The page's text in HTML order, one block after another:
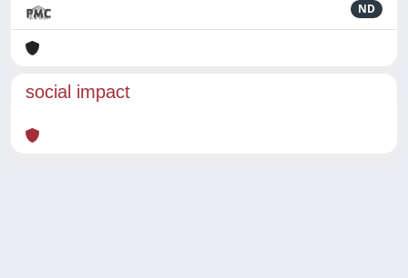
ND
social impact